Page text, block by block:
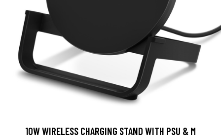
10W WIRELESS CHARGING STAND WITH PSU & M